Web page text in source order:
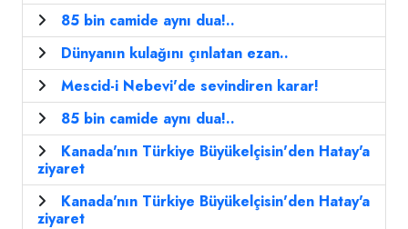
85 bin camide aynı dua!..
Dünyanın kulağını çınlatan ezan..
Mescid-i Nebevi'de sevindiren karar!
85 bin camide aynı dua!..
Kanada'nın Türkiye Büyükelçisin'den Hatay'a
ziyaret
Kanada'nın Türkiye Büyükelçisin'den Hatay'a
ziyaret